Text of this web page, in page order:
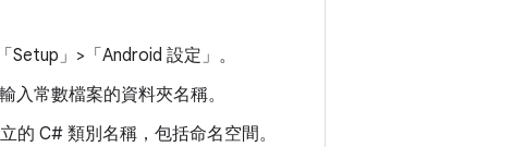
」>「Android 設定」 。
入常數檔案的資料夾名稱。
的 C# 類別名稱，包括命名空間。